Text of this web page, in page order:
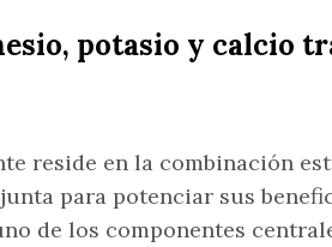
potasio y calcio
reside en la combinación
para potenciar sus
de los componentes